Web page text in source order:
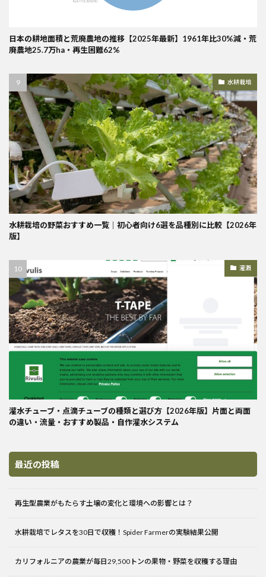
日本の耕地面積と荒廃農地の推移【2025年最新】1961年比30%減・荒
廃農地25.7万ha・再生困難62%
水耕栽培
水耕栽培の野菜おすすめ一覧｜初心者向け6選を品種別に比較【2026年
版】
灌漑
灌水チューブ・点滴チューブの種類と選び方【2026年版】片面と両面
の違い・流量・おすすめ製品・自作灌水システム
最近の投稿
再生型農業がもたらす土壌の変化と環境への影響とは？
水耕栽培でレタスを30日で収穫！Spider Farmerの実験結果公開
カリフォルニアの農業が毎日29,500トンの果物・野菜を収穫する理由